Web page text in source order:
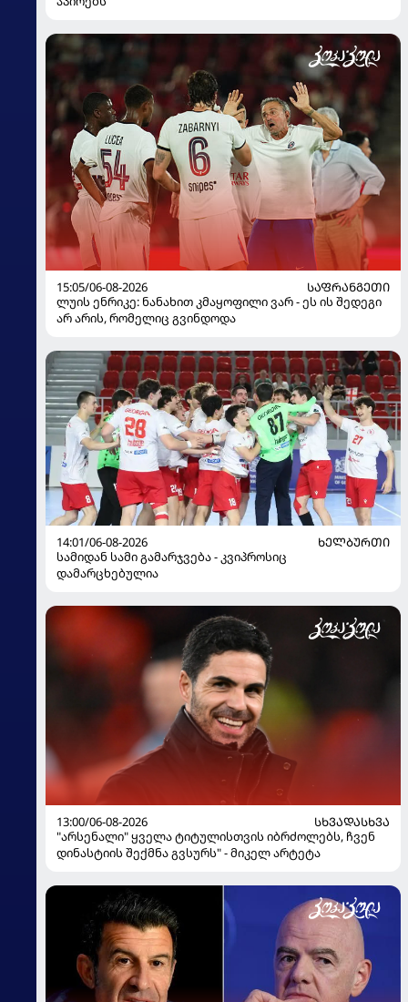
15:05/06-08-2026
ᲡᲐᲤᲠᲐᲜᲒᲔᲗᲘ
ლუის ენრიკე: ნანახით კმაყოფილი ვარ - ეს ის შედეგი
არ არის, რომელიც გვინდოდა
14:01/06-08-2026
ᲮᲔᲚᲑᲣᲠᲗᲘ
სამიდან სამი გამარჯვება - კვიპროსიც
დამარცხებულია
13:00/06-08-2026
ᲡᲮᲕᲐᲓᲐᲡᲮᲕᲐ
"არსენალი" ყველა ტიტულისთვის იბრძოლებს, ჩვენ
დინასტიის შექმნა გვსურს" - მიკელ არტეტა